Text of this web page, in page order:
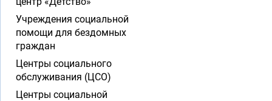
Учреждения социальной
помощи для бездомных
граждан
Центры социального
обслуживания (ЦСО)
Центры социальной